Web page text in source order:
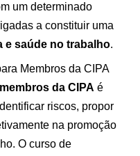
um determinado
a constituir uma
e saúde no trabalho.
Membros da CIPA
da CIPA é
riscos, propor
na promoção
O curso de